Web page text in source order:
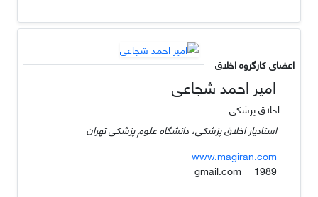
اعضای کارگروه اخلاق
امیر احمد شجاعی
اخلاق پزشکی
استادیار اخلاق پزشکی، دانشگاه علوم پزشکی تهران
www.magiran.com
1989
gmail.com